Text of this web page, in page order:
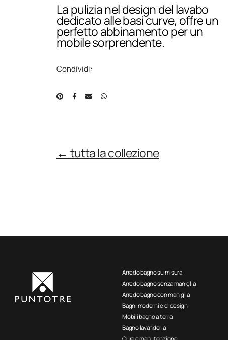
La pulizia nel design del lavabo
dedicato alle basi curve, offre un
perfetto abbinamento per un
mobile sorprendente.
Condividi:
← tutta la collezione
Arredo bagno su misura
Arredo bagno senza maniglia
Arredo bagno con maniglia
Bagni moderni e di design
Mobili bagno a terra
Bagno lavanderia